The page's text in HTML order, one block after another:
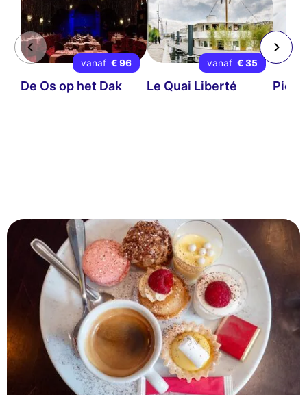
vanaf € 96
De Os op het Dak
vanaf € 35
Le Quai Liberté